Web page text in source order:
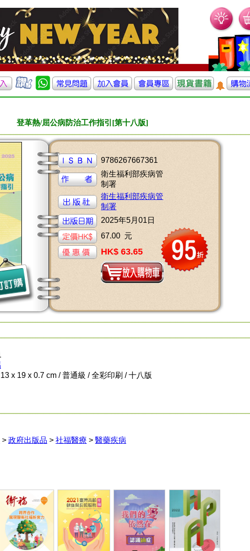
登革熱/屈公病防治工作指引[第十八版]
9786267667361
衛生福利部疾病管
制署
衛生福利部疾病管
制署
2025年5月01日
67.00 元
HK$ 63.65
x 19 x 0.7 cm / 普通級 / 全彩印刷 / 十八版
> 政府出版品 > 社福醫療 > 醫藥疾病